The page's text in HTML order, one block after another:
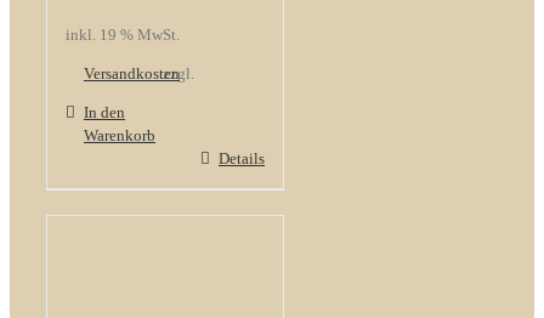
inkl. 19 % MwSt.
zzgl.
Versandkosten
In den
Warenkorb
Details